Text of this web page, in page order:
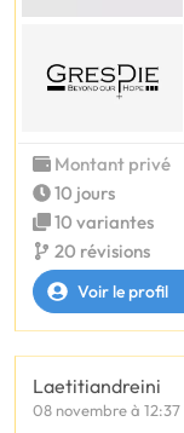
Montant privé
10 jours
10 variantes
20 révisions
Voir le profil
Laetitiandreini
08 novembre à 12:37